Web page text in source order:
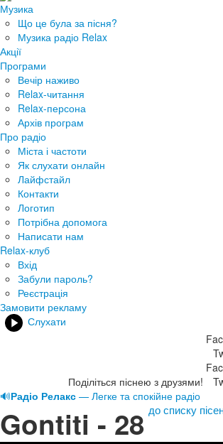
Музика
Що це була за пісня?
Музика радіо Relax
Акції
Програми
Вечір наживо
Relax-читання
Relax-персона
Архів програм
Про радіо
Міста і частоти
Як слухати онлайн
Лайфстайл
Контакти
Логотип
Потрібна допомога
Написати нам
Relax-клуб
Вхід
Забули пароль?
Реєстрація
Замовити рекламу
Слухати
Поділіться піснею з друзями!
🔊Радіо Релакс — Легке та спокійне радіо
Gontiti - 28 до списку